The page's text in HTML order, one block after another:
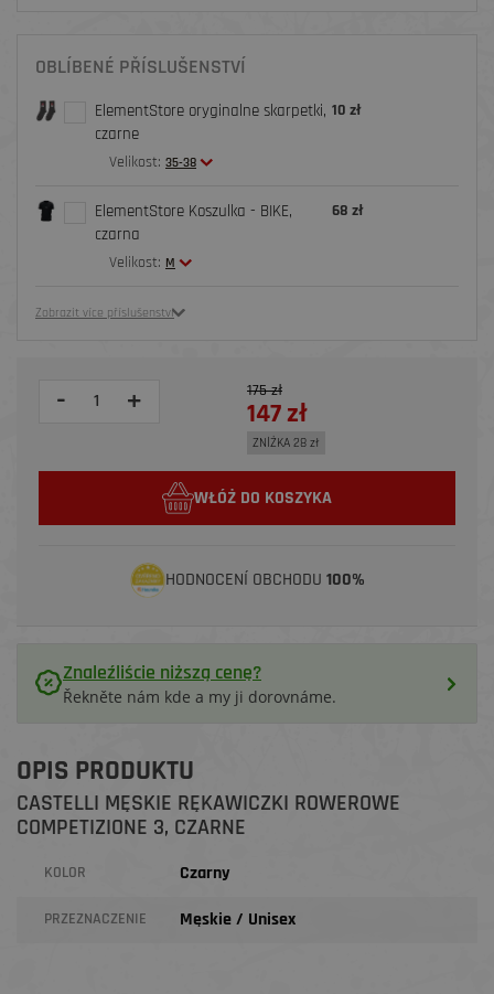
OBLÍBENÉ PŘÍSLUŠENSTVÍ
ElementStore oryginalne skarpetki,
czarne
Velikost: 35-38
10 zł
ElementStore Koszulka - BIKE,
czarna
Velikost: M
68 zł
Zobrazit více příslušenství
- + 175 zł
147 zł
ZNİŻKA 28 zł
WŁÓŻ DO KOSZYKA
HODNOCENÍ OBCHODU 100%
Znaleźliście niższą cenę?
Řekněte nám kde a my ji dorovnáme.
OPIS PRODUKTU
CASTELLI MĘSKIE RĘKAWICZKI ROWEROWE
COMPETIZIONE 3, CZARNE
KOLOR Czarny
PRZEZNACZENIE Męskie / Unisex